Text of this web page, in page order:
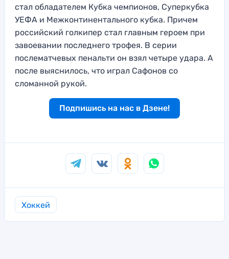
стал обладателем Кубка чемпионов, Суперкубка
УЕФА и Межконтинентального кубка. Причем
российский голкипер стал главным героем при
завоевании последнего трофея. В серии
послематчевых пенальти он взял четыре удара. А
после выяснилось, что играл Сафонов со
сломанной рукой.
Подпишись на нас в Дзене!
Хоккей